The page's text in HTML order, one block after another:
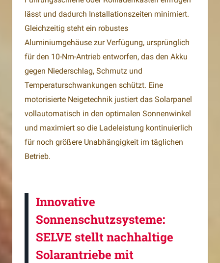
lässt und dadurch Installationszeiten minimiert.
Gleichzeitig steht ein robustes
Aluminiumgehäuse zur Verfügung, ursprünglich
für den 10-Nm-Antrieb entworfen, das den Akku
gegen Niederschlag, Schmutz und
Temperaturschwankungen schützt. Eine
motorisierte Neigetechnik justiert das Solarpanel
vollautomatisch in den optimalen Sonnenwinkel
und maximiert so die Ladeleistung kontinuierlich
für noch größere Unabhängigkeit im täglichen
Betrieb.
Innovative
Sonnenschutzsysteme:
SELVE stellt nachhaltige
Solarantriebe mit